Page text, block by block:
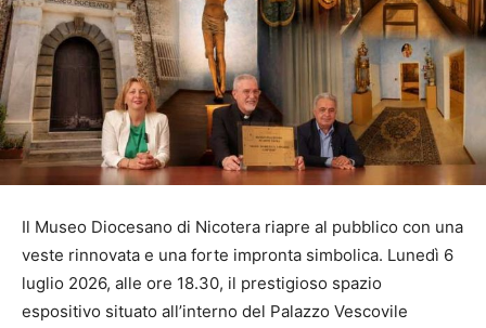
Il Museo Diocesano di Nicotera riapre al pubblico con una
veste rinnovata e una forte impronta simbolica. Lunedì 6
luglio 2026, alle ore 18.30, il prestigioso spazio
espositivo situato all’interno del Palazzo Vescovile